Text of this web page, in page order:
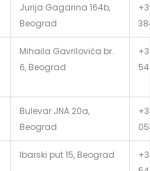
Jurija Gagarina 164b,
Beograd
Mihaila Gavrilovića br.
6, Beograd
Bulevar JNA 20a,
Beograd
Ibarski put 15, Beograd